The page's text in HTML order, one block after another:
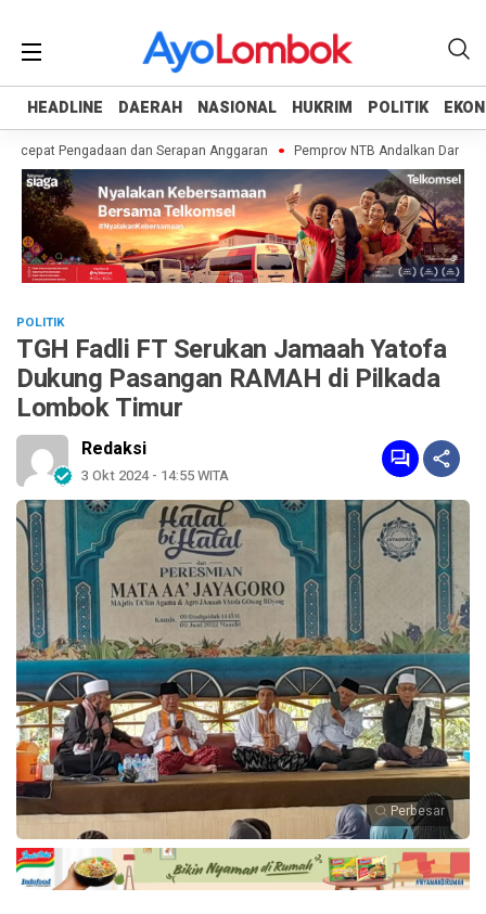
HEADLINE DAERAH NASIONAL HUKRIM POLITIK
HEADLINE DAERAH NASIONAL HUKRIM POLITIK
Pengadaan dan Serapan Anggaran Pemprov NTB Andalkan Dana
POLITIK
TGH Fadli FT Serukan Jamaah Yatofa
Dukung Pasangan RAMAH di Pilkada
Lombok Timur
Redaksi
3 Okt 2024 - 14:55 WITA
Perbesar